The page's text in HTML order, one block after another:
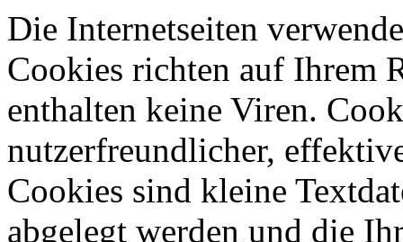
Die Internetseiten
Cookies richten auf Ihrem
enthalten keine Viren.
nutzerfreundlicher,
Cookies sind kleine
abgelegt werden und die